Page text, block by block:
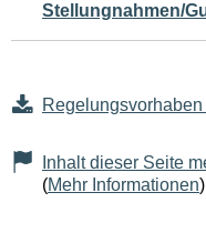
Stellungnahmen/
Inhalt dieser Seite
(Mehr Informationen)